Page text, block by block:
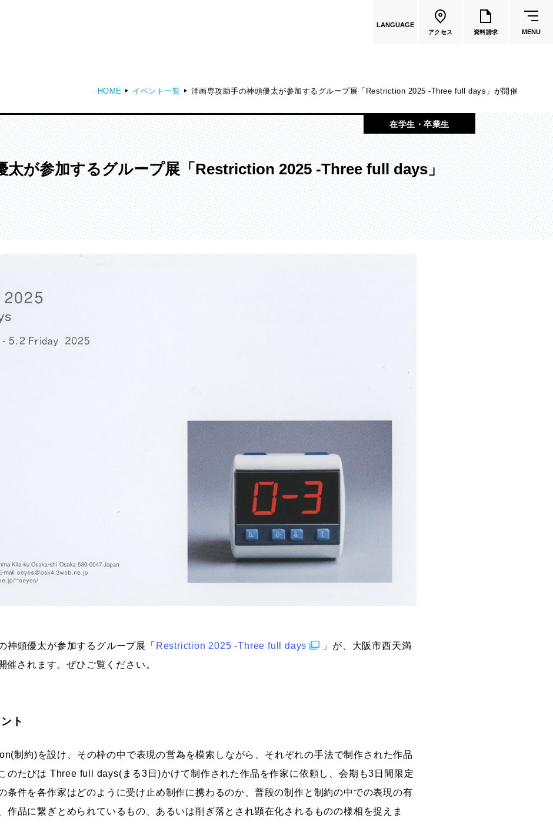
LANGUAGE
アクセス 資料請求 MENU
メディア表現学部
メディア表現学科
芸術学部
造形学科
新世代マンガコース
アニメーションコース
共通教育
教員一覧
国際文化学部
（2026年度募集停止）
カートゥーンコース
HOME イベント一覧 洋画専攻助手の神頭優太が参加するグループ展「Restriction 2025 -Three full days」が開催
在学生・卒業生
太が参加するグループ展「Restriction 2025 -Three full days」
神頭優太が参加する グループ展「 Restriction 2025 -Three full days
」が、大阪市西天満
催されます。ぜひご覧ください。
ト
制約)を設け、その枠の中で表現の営為を模索しながら、それぞれの手法で制作された作品
のたびは Three full days(まる3日)かけて制作された作品を作家に依頼し、会期も3日間限定
条件を各作家はどのように受け止め制作に携わるのか、普段の制作と制約の中での表現の有
作品に繋ぎとめられているもの、あるいは削ぎ落とされ顕在化されるものの様相を捉えま